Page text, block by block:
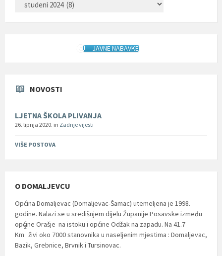
JAVNE NABAVKE
NOVOSTI
LJETNA ŠKOLA PLIVANJA
26. lipnja 2020. in Zadnje vijesti
VIŠE POSTOVA
O DOMALJEVCU
Općina Domaljevac (Domaljevac-Šamac) utemeljena je 1998.
godine. Nalazi se u središnjem dijelu Županije Posavske između
općine Orašje na istoku i općine Odžak na zapadu. Na 41.7
Km
2
živi oko 7000 stanovnika u naseljenim mjestima : Domaljevac,
Bazik, Grebnice, Brvnik i Tursinovac.